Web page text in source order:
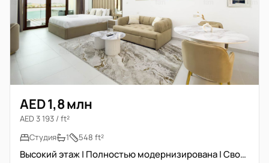
AED 1,8 млн
AED 3 193 / ft²
Студия
1 548 ft²
Высокий этаж | Полностью модернизирована | Свободна